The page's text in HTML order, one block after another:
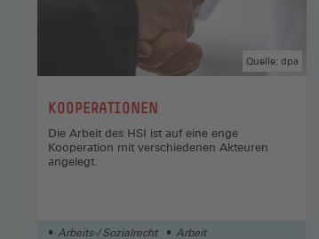
:KOOPERATIONEN
Die Arbeit des HSI ist auf eine enge
Kooperation mit verschiedenen Akteuren
angelegt.
Quelle: dpa
Arbeits-/ Sozialrecht Arbeit